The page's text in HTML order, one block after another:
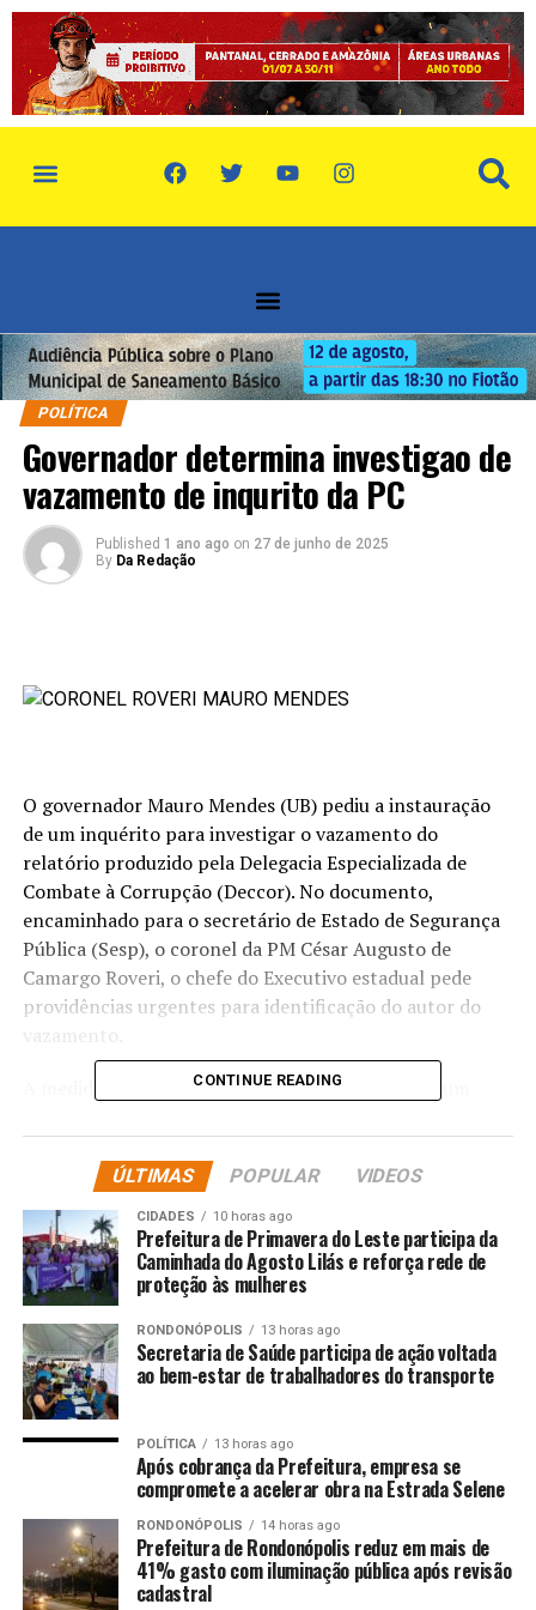
POLÍTICA
Governador determina investigao de
vazamento de inqurito da PC
Published 1 ano ago on 27 de junho de 2025
By Da Redação
O governador Mauro Mendes (UB) pediu a instauração
de um inquérito para investigar o vazamento do
relatório produzido pela Delegacia Especializada de
Combate à Corrupção (Deccor). No documento,
encaminhado para o secretário de Estado de Segurança
Pública (Sesp), o coronel da PM César Augusto de
Camargo Roveri, o chefe do Executivo estadual pede
providências urgentes para identificação do autor do
A medida foi tomada após o governador receber um
(ALMT) sobre um pedido de providências para
identificar a origem do vazamento do relatório e
presidente do parlamento, o deputado estadual Max
Russi (PSB) apontou que houve a exposição indevida de
dados que estavam em sigilo.
“Referido documento, de natureza sigilosa e ainda sob
apuração no âmbito do Ministério Público de Mato
Grosso e do Poder Judiciário, passou a circular de forma
indevida em canais não oficiais, acarretando a exposição
de parlamentares e colocando em risco o devido
processo legal, o direito a ampla defesa e o equilíbrio
institucional entre os Poderes. Tal situação reveste-se
de gravidade, uma vez que compromete a credibilidade
das investigações em curso e pode configurar violação a
normas legais relativas à proteção de informações
CONTINUE READING
ÚLTIMAS POPULAR VIDEOS
CIDADES 10 horas ago
Prefeitura de Primavera do Leste participa da
Caminhada do Agosto Lilás e reforça rede de
proteção às mulheres
RONDONÓPOLIS 13 horas ago
Secretaria de Saúde participa de ação voltada
ao bem-estar de trabalhadores do transporte
POLÍTICA 13 horas ago
Após cobrança da Prefeitura, empresa se
compromete a acelerar obra na Estrada Selene
RONDONÓPOLIS 14 horas ago
Prefeitura de Rondonópolis reduz em mais de
41% gasto com iluminação pública após revisão
cadastral